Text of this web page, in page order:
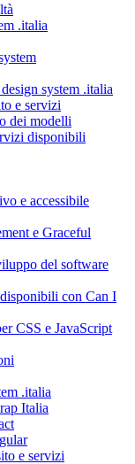
.italia
system .italia
e servizi
dei modelli
disponibili
e accessibile
e Graceful
del software
con Can I
CSS e JavaScript
.italia
Italia
e servizi